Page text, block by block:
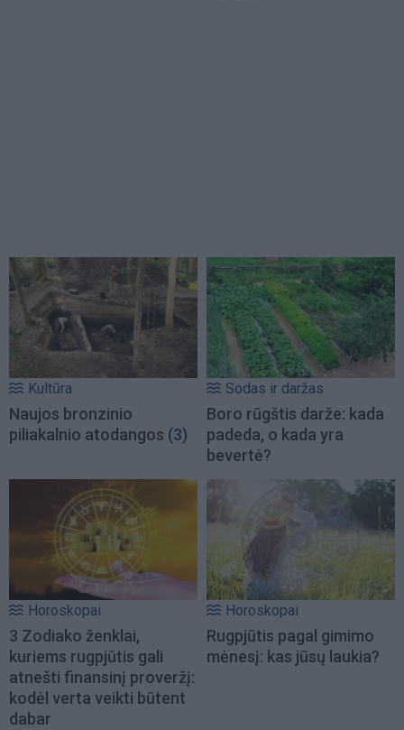
Kultūra
Naujos bronzinio
piliakalnio atodangos (3)
Sodas ir daržas
Boro rūgštis darže: kada
padeda, o kada yra
bevertė?
Horoskopai
3 Zodiako ženklai,
kuriems rugpjūtis gali
atnešti finansinį proveržį:
kodėl verta veikti būtent
dabar
Horoskopai
Rugpjūtis pagal gimimo
mėnesį: kas jūsų laukia?